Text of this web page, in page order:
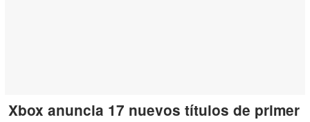
Xbox anuncia 17 nuevos títulos de primer